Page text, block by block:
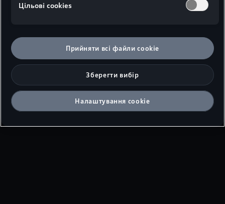
Огляд тримачів для лиж
та сноубордів Audi:
Цільові сookies
Прийняти всі файли сookie
Зберегти вибір
Налаштування cookie